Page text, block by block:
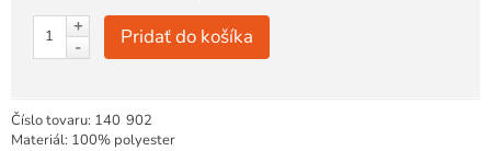
+
-
Pridať do košíka
Číslo tovaru: 140 902
Materiál: 100% polyester